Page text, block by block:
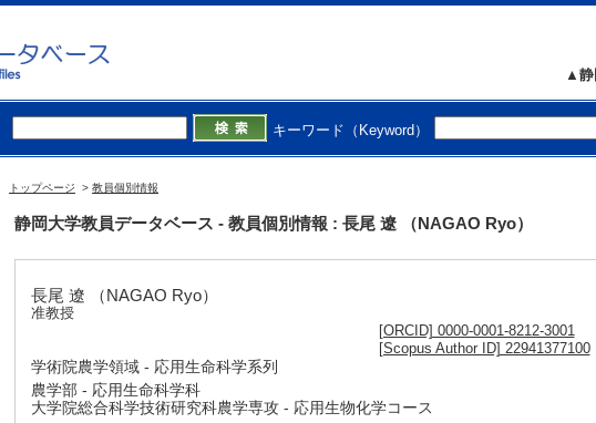
▲静
キーワード（Keyword）
トップページ > 教員個別情報
静岡大学教員データベース - 教員個別情報 : 長尾 遼 （NAGAO Ryo）
長尾 遼 （NAGAO Ryo）
准教授
[ORCID] 0000-0001-8212-3001
[Scopus Author ID] 22941377100
学術院農学領域 - 応用生命科学系列
農学部 - 応用生命科学科
大学院総合科学技術研究科農学専攻 - 応用生物化学コース